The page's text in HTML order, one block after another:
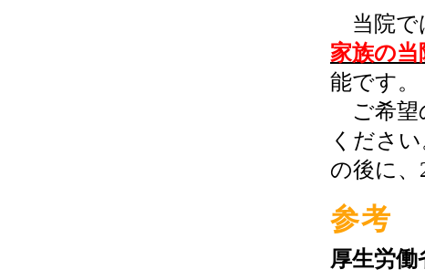
当院で
家族の当
能です。
ご希望
くださ
の後に、
参考
厚生労